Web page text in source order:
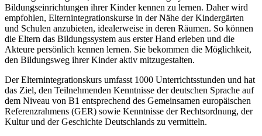
Bildungseinrichtungen ihrer Kinder kennen zu lernen. Daher wird
empfohlen, Elternintegrationskurse in der Nähe der Kindergärten
und Schulen anzubieten, idealerweise in deren Räumen. So können
die Eltern das Bildungssystem aus erster Hand erleben und die
Akteure persönlich kennen lernen. Sie bekommen die Möglichkeit,
den Bildungsweg ihrer Kinder aktiv mitzugestalten.
Der Elternintegrationskurs umfasst 1000 Unterrichtsstunden und hat
das Ziel, den Teilnehmenden Kenntnisse der deutschen Sprache auf
dem Niveau von B1 entsprechend des Gemeinsamen europäischen
Referenzrahmens (GER) sowie Kenntnisse der Rechtsordnung, der
Kultur und der Geschichte Deutschlands zu vermitteln.